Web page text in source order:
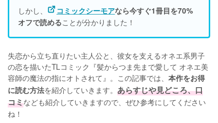
しかし、 コミックシーモアなら今すぐ1冊目を70%
オフで読めることが分かりました！
失恋から立ち直りたい主人公と、彼女を支えるオネエ系男子
の恋を描いたTLコミック『髪からつま先まで愛して オネエ美
容師の魔法の指にオトされて』。この記事では、 本作をお得
に読む方法を紹介していきます。 あらすじや見どころ、口
コミなども紹介していきますので、ぜひ参考にしてください
ね！